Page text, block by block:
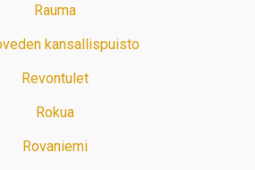
Rauma
kansallispuisto
Revontulet
Rokua
Rovaniemi